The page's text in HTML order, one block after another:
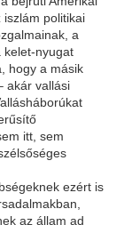
iszlám politikai
a
kelet-nyugat
hogy a másik
akár vallási
itt, sem
ezért is
az állam ad